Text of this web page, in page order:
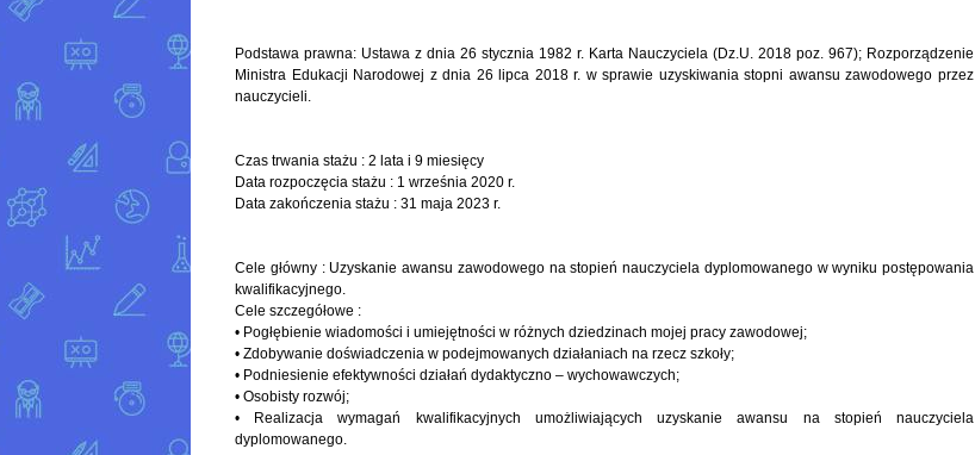
Podstawa prawna: Ustawa z dnia 26 stycznia 1982 r. Karta Nauczyciela (Dz.U. 2018 poz. 967); Rozporządzenie
Ministra Edukacji Narodowej z dnia 26 lipca 2018 r. w sprawie uzyskiwania stopni awansu zawodowego przez
nauczycieli.
Czas trwania stażu : 2 lata i 9 miesięcy
Data rozpoczęcia stażu : 1 września 2020 r.
Data zakończenia stażu : 31 maja 2023 r.
Cele główny : Uzyskanie awansu zawodowego na stopień nauczyciela dyplomowanego w wyniku postępowania
kwalifikacyjnego.
Cele szczegółowe :
• Pogłębienie wiadomości i umiejętności w różnych dziedzinach mojej pracy zawodowej;
• Zdobywanie doświadczenia w podejmowanych działaniach na rzecz szkoły;
• Podniesienie efektywności działań dydaktyczno – wychowawczych;
• Osobisty rozwój;
• Realizacja wymagań kwalifikacyjnych umożliwiających uzyskanie awansu na stopień nauczyciela
dyplomowanego.